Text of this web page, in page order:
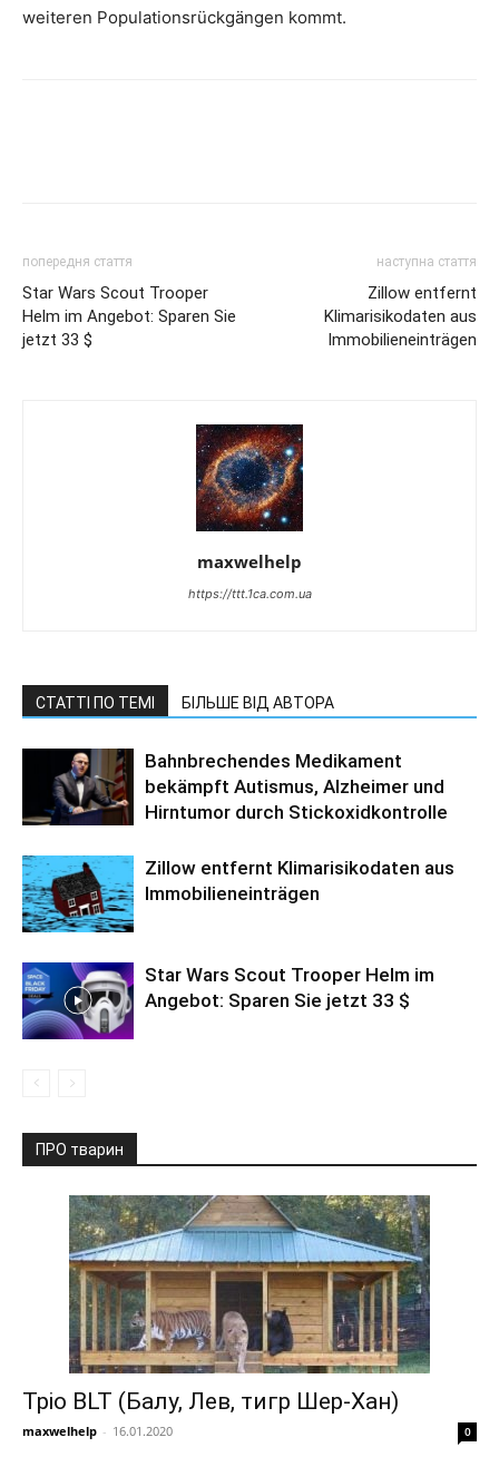
weiteren Populationsrückgängen kommt.
попередня стаття
Star Wars Scout Trooper
Helm im Angebot: Sparen Sie
jetzt 33 $
наступна стаття
Zillow entfernt
Klimarisikodaten aus
Immobilieneinträgen
maxwelhelp
https://ttt.1ca.com.ua
СТАТТІ ПО ТЕМІ БІЛЬШЕ ВІД АВТОРА
Bahnbrechendes Medikament
bekämpft Autismus, Alzheimer und
Hirntumor durch Stickoxidkontrolle
Zillow entfernt Klimarisikodaten aus
Immobilieneinträgen
Star Wars Scout Trooper Helm im
Angebot: Sparen Sie jetzt 33 $
ПРО тварин
Тріо BLT (Балу, Лев, тигр Шер-Хан)
maxwelhelp - 16.01.2020 0